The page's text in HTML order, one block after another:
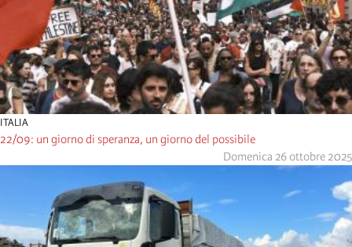
ITALIA
22/09: un giorno di speranza, un giorno del possibile
Domenica 26 ottobre 2025